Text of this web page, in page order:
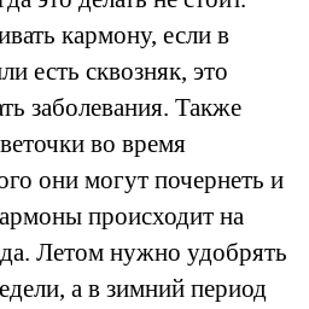
кармону, если в
есть сквозняк, это
заболевания. Также
во время
они могут почернеть и
происходит на
Летом нужно удобрять
а в зимний период